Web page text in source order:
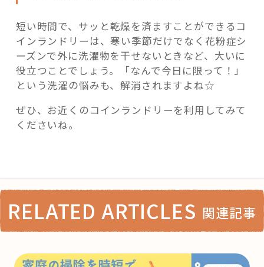
短い時間で、サッと乾燥を済ますことができるコ
インランドリーは、寒い季節だけでなく花粉症シ
ーズンで外に洗濯物を干せないときなど、大いに
役立つことでしょう。「なんで今日に限って！」
という洗濯の悩みも、解消されますよね☆
ぜひ、お近くのコインランドリーを利用してみて
くださいね。
RELATED ARTICLES 関連記事